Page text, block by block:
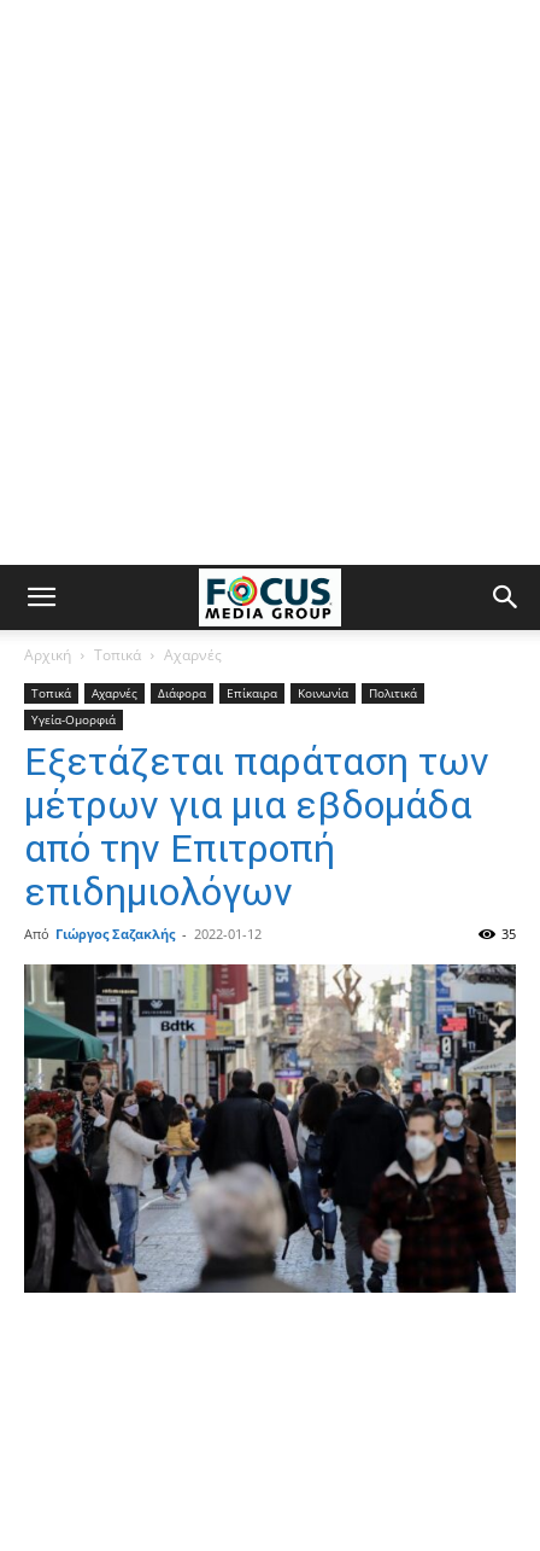
Αρχική Τοπικά Αχαρνές
Τοπικά Αχαρνές Διάφορα Επίκαιρα Κοινωνία
Πολιτικά
Υγεία-Ομορφιά
Εξετάζεται παράταση των
μέτρων για μια εβδομάδα
από την Επιτροπή
επιδημιολόγων
Από Γιώργος Σαζακλής - 2022-01-12 35